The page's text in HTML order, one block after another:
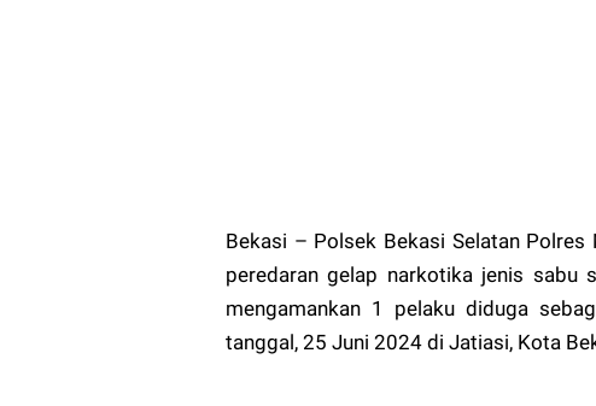
Bekasi – Polsek Bekasi Selatan
peredaran gelap narkotika jenis sabu
mengamankan 1 pelaku diduga
tanggal, 25 Juni 2024 di Jatiasi, Kota